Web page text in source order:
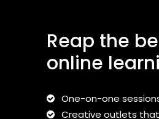
Reap the
online
One-on-one
Creative outlets